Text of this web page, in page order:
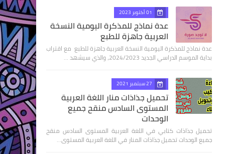
01 أكتوبر 2023
عدة نماذج للمذكرة اليومية النسخة
العربية جاهزة للطبع
عدة نماذج للمذكرة اليومية النسخة العربية جاهزة للطبع مع اقتراب
بداية الموسم الدراسي الجديد 2024/2023، والذي سيشهد …
27 سبتمبر 2021
تحميل جذاذات منار اللغة العربية
المستوى السادس منقح جميع
الوحدات
تحميل جذاذات كتابي في اللغة العربية المستوى السادس منقح
جميع الوحدات تحميل جذاذات المنار في اللغة العربية المستوى…